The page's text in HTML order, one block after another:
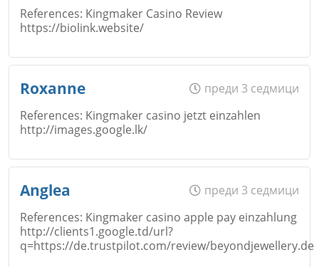
Откажи
Коментар*
Откажи
Email
Коментар*
References: Kingmaker Casino Review
https://biolink.website/
Email
Коментар *
Roxanne
преди 3 седмици
References: Kingmaker casino jetzt einzahlen
http://images.google.lk/
Email
Anglea
преди 3 седмици
References: Kingmaker casino apple pay einzahlung
http://clients1.google.td/url?
q=https://de.trustpilot.com/review/beyondjewellery.de